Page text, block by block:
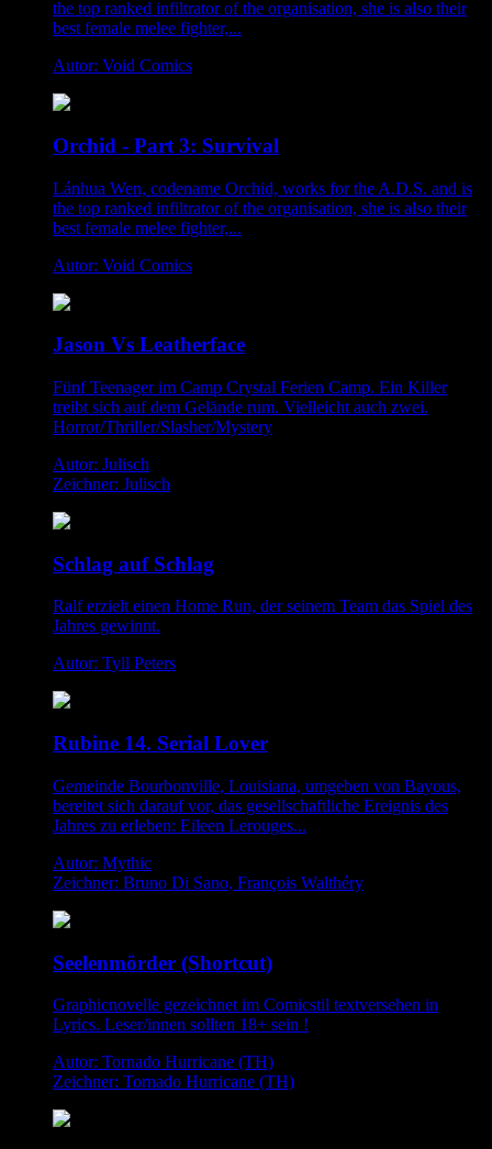
the top ranked infiltrator of the organisation, she is also their
best female melee fighter,...
Autor: Void Comics
Orchid - Part 3: Survival
Lánhua Wen, codename Orchid, works for the A.D.S. and is
the top ranked infiltrator of the organisation, she is also their
best female melee fighter,...
Autor: Void Comics
Jason Vs Leatherface
Fünf Teenager im Camp Crystal Ferien Camp. Ein Killer
treibt sich auf dem Gelände rum. Vielleicht auch zwei.
Horror/Thriller/Slasher/Mystery
Autor: Julisch
Zeichner: Julisch
Schlag auf Schlag
Ralf erzielt einen Home Run, der seinem Team das Spiel des
Jahres gewinnt.
Autor: Tyll Peters
Rubine 14. Serial Lover
Gemeinde Bourbonville, Louisiana, umgeben von Bayous,
bereitet sich darauf vor, das gesellschaftliche Ereignis des
Jahres zu erleben: Eileen Lerouges...
Autor: Mythic
Zeichner: Bruno Di Sano, François Walthéry
Seelenmörder (Shortcut)
Graphicnovelle gezeichnet im Comicstil textversehen in
Lyrics. Leser/innen sollten 18+ sein !
Autor: Tornado Hurricane (TH)
Zeichner: Tornado Hurricane (TH)